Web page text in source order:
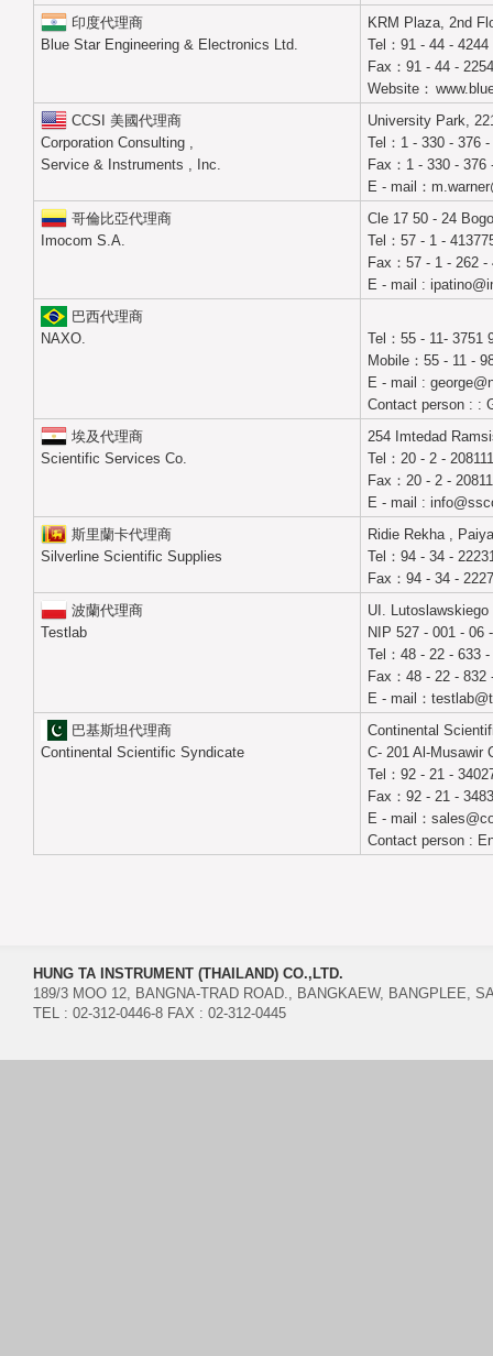
印度代理商
Blue Star Engineering & Electronics Ltd.
KRM Plaza, 2nd
Tel：91 - 44 - 4244
Fax：91 - 44 -
Website：
CCSI 美國代理商
Corporation Consulting ,
Service & Instruments , Inc.
University Park,
Tel：1 - 330 - 376 -
Fax：1 - 330 - 376
E - mail：
哥倫比亞代理商
Imocom S.A.
Cle 17 50 - 24
Tel：57 - 1 -
Fax：57 - 1 - 262 -
E - mail :
巴西代理商
NAXO.
Tel：55 - 11- 3751
Mobile：55 - 11 -
E - mail :
Contact person : :
埃及代理商
Scientific Services Co.
254 Imtedad
Tel：20 - 2 -
Fax：20 - 2 -
E - mail :
斯里蘭卡代理商
Silverline Scientific Supplies
Ridie Rekha ,
Tel：94 - 34 -
Fax：94 - 34 -
波蘭代理商
Testlab
UI.
NIP 527 - 001 - 06
Tel：48 - 22 - 633 -
Fax：48 - 22 - 832
E - mail：
巴基斯坦代理商
Continental Scientific Syndicate
Continental
C- 201 Al-Musawir
Tel：92 - 21 -
Fax：92 - 21 -
E - mail：
Contact person :
HUNG TA INSTRUMENT (THAILAND) CO.,LTD.
189/3 MOO 12, BANGNA-TRAD ROAD., BANGKAEW, BANGPLEE,
TEL : 02-312-0446-8 FAX : 02-312-0445